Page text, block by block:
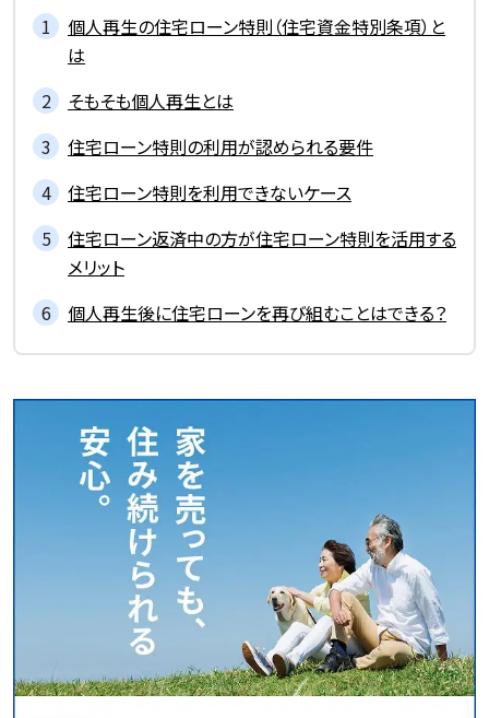
個人再生の住宅ローン特則（住宅資金特別条項）と
は
そもそも個人再生とは
住宅ローン特則の利用が認められる要件
住宅ローン特則を利用できないケース
住宅ローン返済中の方が住宅ローン特則を活用する
メリット
個人再生後に住宅ローンを再び組むことはできる？